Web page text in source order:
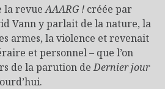
la revue AAARG ! créée par
Vann y parlait de la nature, la
armes, la violence et revenait
et personnel – que l’on
de la parution de Dernier jour